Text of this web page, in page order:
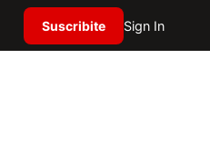
Suscribite Sign In